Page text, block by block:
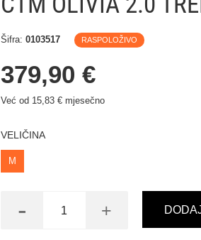
Šifra: 0103517 RASPOLOŽIVO
379,90 €
Već od 15,83 € mjesečno
VELIČINA
M
- +